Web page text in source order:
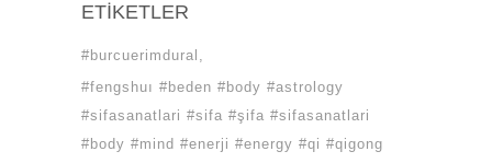
ETIKETLER
#burcuerimdural
#fengshuı #beden #body #astrology
#sifasanatlari #sifa #şifa #sifasanatlari
#body #mind #enerji #energy #qi #qigong